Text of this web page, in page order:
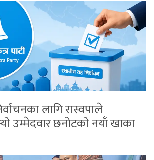
लागि रास्वपाले
उम्मेदवार छनोटको नयाँ खाका